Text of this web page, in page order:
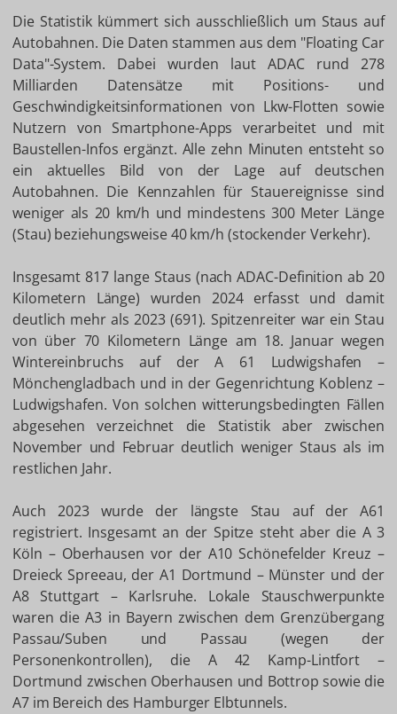
Die Statistik kümmert sich ausschließlich um Staus auf
Autobahnen. Die Daten stammen aus dem "Floating Car
Data"-System. Dabei wurden laut ADAC rund 278
Milliarden Datensätze mit Positions- und
Geschwindigkeitsinformationen von Lkw-Flotten sowie
Nutzern von Smartphone-Apps verarbeitet und mit
Baustellen-Infos ergänzt. Alle zehn Minuten entsteht so
ein aktuelles Bild von der Lage auf deutschen
Autobahnen. Die Kennzahlen für Stauereignisse sind
weniger als 20 km/h und mindestens 300 Meter Länge
(Stau) beziehungsweise 40 km/h (stockender Verkehr).
Insgesamt 817 lange Staus (nach ADAC-Definition ab 20
Kilometern Länge) wurden 2024 erfasst und damit
deutlich mehr als 2023 (691). Spitzenreiter war ein Stau
von über 70 Kilometern Länge am 18. Januar wegen
Wintereinbruchs auf der A 61 Ludwigshafen –
Mönchengladbach und in der Gegenrichtung Koblenz –
Ludwigshafen. Von solchen witterungsbedingten Fällen
abgesehen verzeichnet die Statistik aber zwischen
November und Februar deutlich weniger Staus als im
restlichen Jahr.
Auch 2023 wurde der längste Stau auf der A61
registriert. Insgesamt an der Spitze steht aber die A 3
Köln – Oberhausen vor der A10 Schönefelder Kreuz –
Dreieck Spreeau, der A1 Dortmund – Münster und der
A8 Stuttgart – Karlsruhe. Lokale Stauschwerpunkte
waren die A3 in Bayern zwischen dem Grenzübergang
Passau/Suben und Passau (wegen der
Personenkontrollen), die A 42 Kamp-Lintfort –
Dortmund zwischen Oberhausen und Bottrop sowie die
A7 im Bereich des Hamburger Elbtunnels.